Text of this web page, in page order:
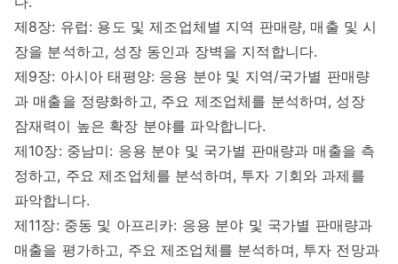
제8장: 유럽: 용도 및 제조업체별 지역 판매량, 매출 및 시
장을 분석하고, 성장 동인과 장벽을 지적합니다.
제9장: 아시아 태평양: 응용 분야 및 지역/국가별 판매량
과 매출을 정량화하고, 주요 제조업체를 분석하며, 성장
잠재력이 높은 확장 분야를 파악합니다.
제10장: 중남미: 응용 분야 및 국가별 판매량과 매출을 측
정하고, 주요 제조업체를 분석하며, 투자 기회와 과제를
파악합니다.
제11장: 중동 및 아프리카: 응용 분야 및 국가별 판매량과
매출을 평가하고, 주요 제조업체를 분석하며, 투자 전망과